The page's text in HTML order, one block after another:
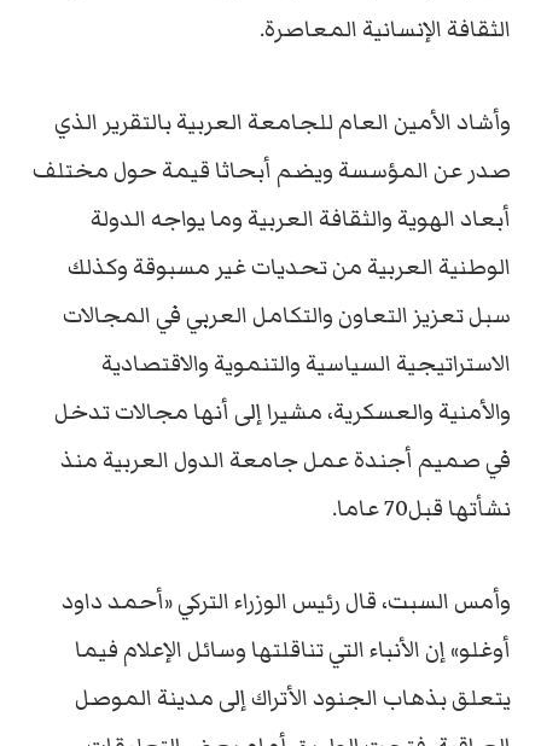
الثقافة الإنسانية المعاصرة.
وأشاد الأمين العام للجامعة العربية بالتقرير الذي
صدر عن المؤسسة ويضم أبحاثا قيمة حول مختلف
أبعاد الهوية والثقافة العربية وما يواجه الدولة
الوطنية العربية من تحديات غير مسبوقة وكذلك
سبل تعزيز التعاون والتكامل العربي في المجالات
الاستراتيجية السياسية والتنموية والاقتصادية
والأمنية والعسكرية، مشيرا إلى أنها مجالات تدخل
في صميم أجندة عمل جامعة الدول العربية منذ
نشأتها قبل70 عاما.
وأمس السبت، قال رئيس الوزراء التركي «أحمد داود
أوغلو» إن الأنباء التي تناقلتها وسائل الإعلام فيما
يتعلق بذهاب الجنود الأتراك إلى مدينة الموصل